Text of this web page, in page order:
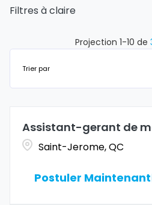
Drummondville
Hull
Laval
Mascouche
Mirabel
Canada
Filtres à claire
Projection 1-10 de
Trier par
Assistant-gerant de
Saint-Jerome, QC
Postuler Maintenant